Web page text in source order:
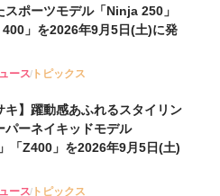
スポーツモデル「Ninja 250」
400」を2026年9月5日(土)に発
ーストピックス
キ】躍動感あふれるスタイリン
パーネイキッドモデル
「Z400」を2026年9月5日(土)
ーストピックス